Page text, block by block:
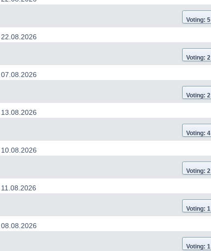
Voting: 5
Voting: 2
Voting: 2
Voting: 4
Voting: 2
Voting: 1
Voting: 1